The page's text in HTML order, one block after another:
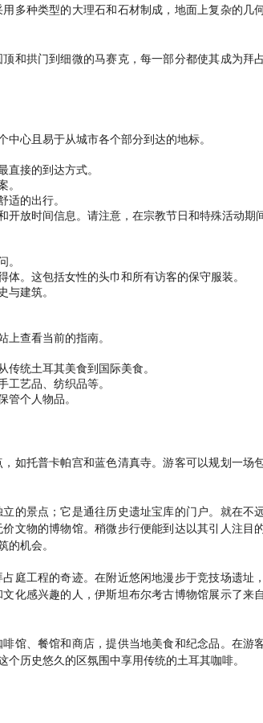
多种类型的大理石和石材制成，地面上复杂的几
和拱门到细微的马赛克，每一部分都使其成为拜
心且易于从城市各个部分到达的地标。
接的到达方式。
的出行。
开放时间信息。请注意，在宗教节日和特殊活动期
。这包括女性的头巾和所有访客的保守服装。
建筑。
查看当前的指南。
统土耳其美食到国际美食。
艺品、纺织品等。
个人物品。
如托普卡帕宫和蓝色清真寺。游客可以规划一场
的景点；它是通往历史遗址宝库的门户。就在不
文物的博物馆。稍微步行便能到达以其引人注目
机会。
庭工程的奇迹。在附近悠闲地漫步于竞技场遗址
化感兴趣的人，伊斯坦布尔考古博物馆展示了来
馆、餐馆和商店，提供当地美食和纪念品。在游
历史悠久的区氛围中享用传统的土耳其咖啡。